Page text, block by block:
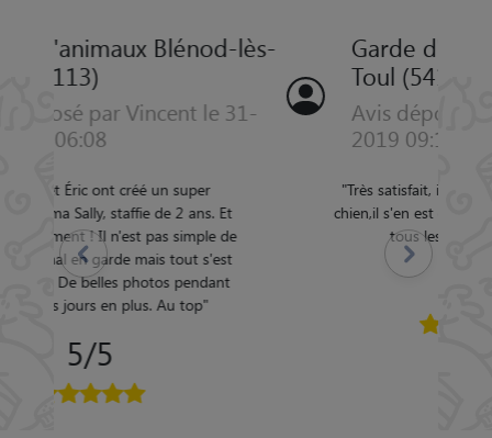
Garde d'animaux Blénod-lès-
Avis déposé par Cédric le 17-08-
" Très satisfait, il n'a pas que garder mon
chien,il s'en est occupé avec des nouvelles
tous les jours. Excellent!!
5/5
Précédent Suivant